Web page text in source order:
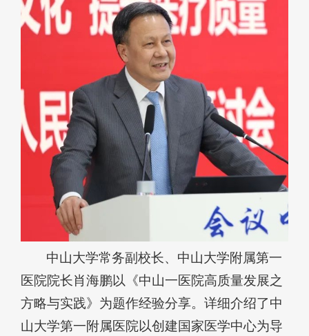
中山大学常务副校长、中山大学附属第一
医院院长肖海鹏以《中山一医院高质量发展之
方略与实践》为题作经验分享。详细介绍了中
山大学第一附属医院以创建国家医学中心为导